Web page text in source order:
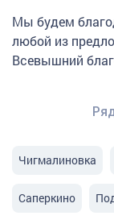
Мы будем
любой из
Всевышний
Чигмалиновка
Саперкино